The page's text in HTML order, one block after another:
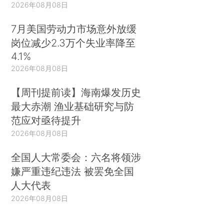
2026年08月08日
7月美国劳动力市场意外放缓
岗位减少2.3万个失业率降至
4.1%
2026年08月08日
【周刊提前读】海南爆发历史
最大赤潮 渔业基础研究与防
范应对亟待提升
2026年08月08日
全国人大常委会：六名将领涉
嫌严重违纪违法 被罢免全国
人大代表
2026年08月08日